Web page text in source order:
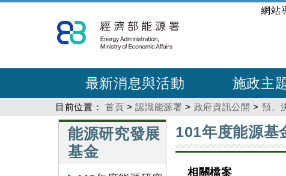
到
主
內
:::
網站
最新消息與活動 施政主
目前位置： 首頁 >認識能源署 > 政府資訊公開 > 預、
:::能源研究發展
基金
101年度能源基
相關檔案